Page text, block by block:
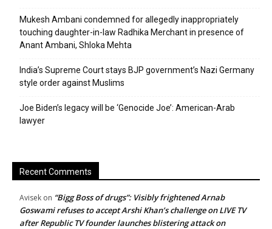
Mukesh Ambani condemned for allegedly inappropriately
touching daughter-in-law Radhika Merchant in presence of
Anant Ambani, Shloka Mehta
India’s Supreme Court stays BJP government’s Nazi Germany
style order against Muslims
Joe Biden’s legacy will be ‘Genocide Joe’: American-Arab
lawyer
Recent Comments
Avisek on “Bigg Boss of drugs”: Visibly frightened Arnab
Goswami refuses to accept Arshi Khan’s challenge on LIVE TV
after Republic TV founder launches blistering attack on